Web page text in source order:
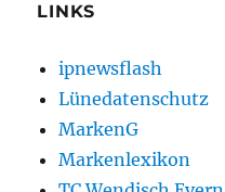
LINKS
ipnewsflash
Lünedatenschutz
MarkenG
Markenlexikon